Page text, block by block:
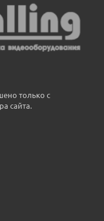
только с
сайта.